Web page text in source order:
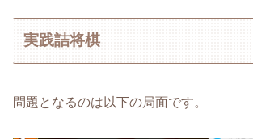
実践詰将棋
問題となるのは以下の局面です。